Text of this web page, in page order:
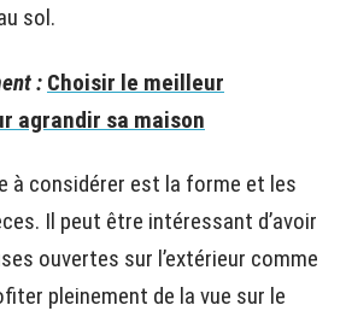
sol.
: Choisir le meilleur
agrandir sa maison
à considérer est la forme et les
Il peut être intéressant d’avoir
ouvertes sur l’extérieur comme
pleinement de la vue sur le